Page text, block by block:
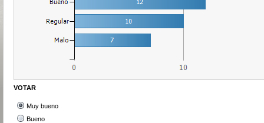
VOTAR
Muy bueno
Bueno